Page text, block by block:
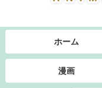
ホーム
漫画